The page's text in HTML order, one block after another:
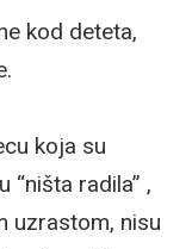
kod deteta,
koja su
radila” ,
uzrastom, nisu